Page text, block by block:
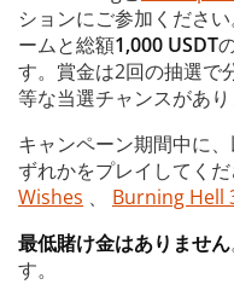
ションにご参加くださ
ームと総額1,000 USDT
す。賞金は2回の抽選で
等な当選チャンスがあり
キャンペーン期間中に
ずれかをプレイしてくだ
Wishes 、 Burning Hell
最低賭け金はありません
す。